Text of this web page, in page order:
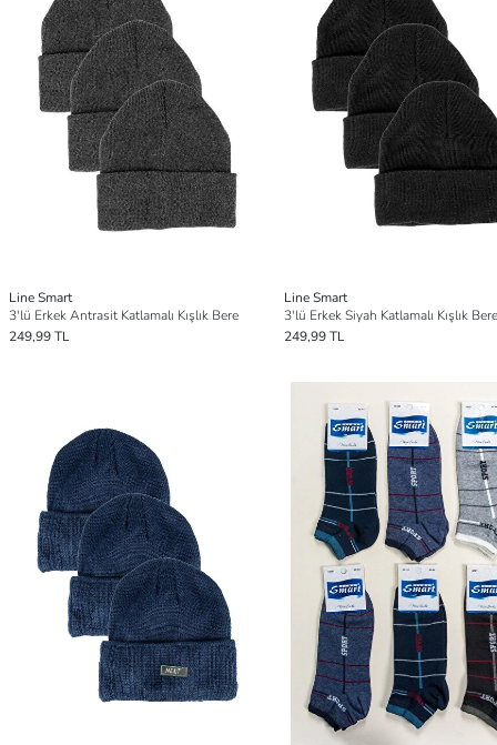
Line Smart
3'lü Erkek Antrasit Katlamalı Kışlık Bere
249,99 TL
Line Smart
3'lü Erkek Siyah Katlamalı Kışlık Bere
249,99 TL